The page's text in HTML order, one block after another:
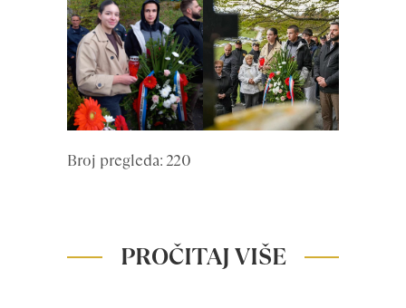
Broj pregleda: 220
PROČITAJ VIŠE